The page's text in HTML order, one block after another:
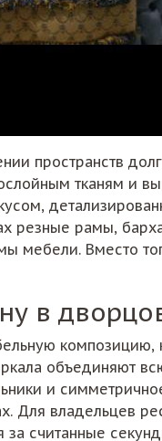
пространств
тканям и
резные рамы,
мебели. Вместо
в
композицию,
объединяют
и
владельцев
считанные